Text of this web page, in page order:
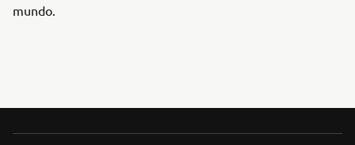
mundo.